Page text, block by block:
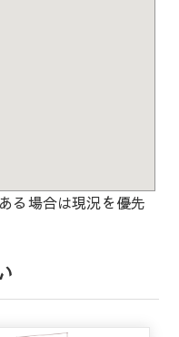
る場合は現況を優先